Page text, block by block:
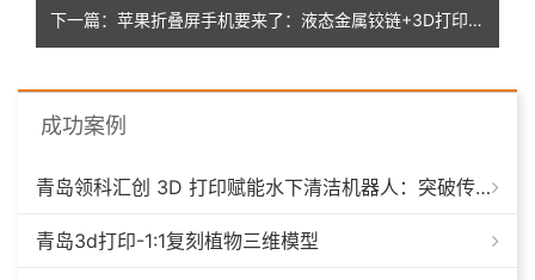
下一篇：苹果折叠屏手机要来了：液态金属铰链+3D打印盖板+高分子3D打印填充
成功案例
青岛领科汇创 3D 打印赋能水下清洁机器人：突破传统制造，深耕海洋智能装备新场景
青岛3d打印-1:1复刻植物三维模型